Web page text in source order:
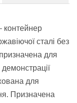
контейнер
сталі без
для
для
Призначена